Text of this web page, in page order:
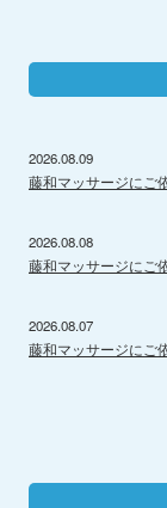
2026.08.09
藤和マッサージにご
2026.08.08
藤和マッサージにご
2026.08.07
藤和マッサージにご